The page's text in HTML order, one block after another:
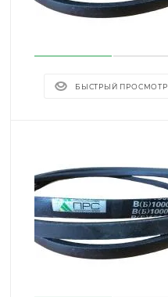
БЫСТРЫЙ ПРОСМОТР